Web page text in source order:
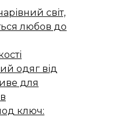
світ,
любов до
одяг від
для
ключ: